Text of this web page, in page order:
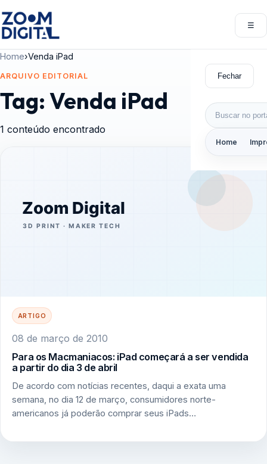
☰
Fechar
Buscar por:
Home
Home›Venda iPad
ARQUIVO EDITORIAL
Tag:Venda iPad
1 conteúdo encontrado
ARTIGO
08 de março de 2010
Para os Macmaniacos: iPad começará a ser vendida
a partir do dia 3 de abril
De acordo com notícias recentes, daqui a exata uma
semana, no dia 12 de março, consumidores norte-
americanos já poderão comprar seus iPads…